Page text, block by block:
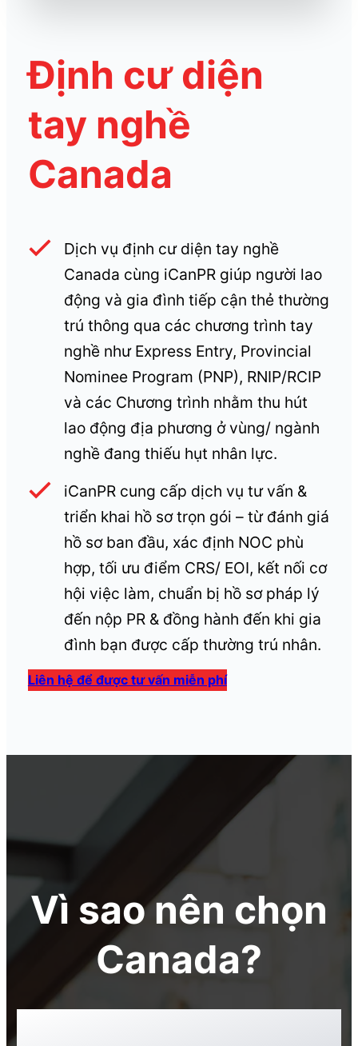
Định cư diện
tay nghề
Canada
Dịch vụ định cư diện tay nghề
Canada cùng iCanPR giúp người lao
động và gia đình tiếp cận thẻ thường
trú thông qua các chương trình tay
nghề như Express Entry, Provincial
Nominee Program (PNP), RNIP/RCIP
và các Chương trình nhằm thu hút
lao động địa phương ở vùng/ ngành
nghề đang thiếu hụt nhân lực.
iCanPR cung cấp dịch vụ tư vấn &
triển khai hồ sơ trọn gói – từ đánh giá
hồ sơ ban đầu, xác định NOC phù
hợp, tối ưu điểm CRS/ EOI, kết nối cơ
hội việc làm, chuẩn bị hồ sơ pháp lý
đến nộp PR & đồng hành đến khi gia
đình bạn được cấp thường trú nhân.
Liên hệ để được tư vấn miễn phí
Vì sao nên chọn
Canada?